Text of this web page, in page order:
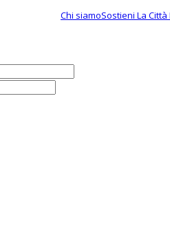
Chi siamoSostieni La Città